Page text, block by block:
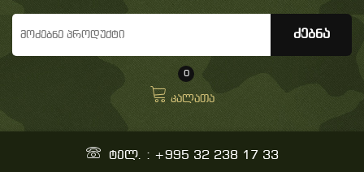
0
კალათა
ტელ. : +995 32 238 17 33